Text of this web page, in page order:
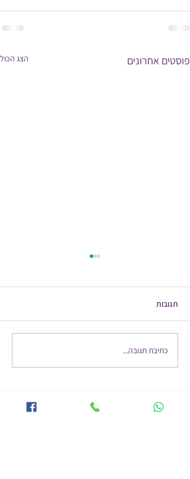
פוסטים אחרונים הצג הכול
בעיות בשלפוחית השתן
תגובות
כתיבת תגובה...
רוצים לקבל עדכונים מהבלוג שלי למייל שלכם?